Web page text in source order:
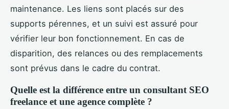
maintenance. Les liens sont placés sur des
supports pérennes, et un suivi est assuré pour
vérifier leur bon fonctionnement. En cas de
disparition, des relances ou des remplacements
sont prévus dans le cadre du contrat.
Quelle est la différence entre un consultant SEO
freelance et une agence complète ?